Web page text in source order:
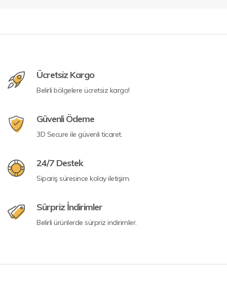
Ücretsiz Kargo
Belirli bölgelere ücretsiz kargo!
Güvenli Ödeme
3D Secure ile güvenli ticaret.
24/7 Destek
Sipariş süresince kolay iletişim.
Sürpriz İndirimler
Belirli ürünlerde sürpriz indirimler.